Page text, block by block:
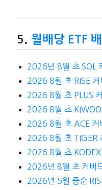
월배당 ETF
2026년 8월 초 SOL
2026 8월 초 RISE 커
2026 8월 초 PLUS
2026 8월 초
2026 8월 초 ACE 커
2026 8월 초 TIGER
2026 8월 초 KODEX
2026년 8월 초 커버
2026년 5월 중순